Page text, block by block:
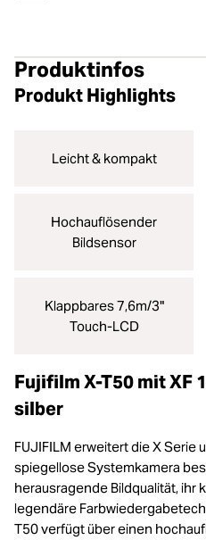
Produktinfos
Produkt Highlights
Leicht & kompakt
Hochauflösender
Bildsensor
Klappbares 7,6m/3"
Touch-LCD
Fujifilm X-T50 mit XF
silber
FUJIFILM erweitert die X Serie
spiegellose Systemkamera
herausragende Bildqualität, ihr
legendäre
T50 verfügt über einen